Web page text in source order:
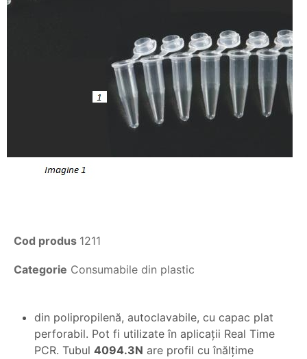
Cod produs 1211
Categorie Consumabile din plastic
din polipropilenă, autoclavabile, cu capac plat
perforabil. Pot fi utilizate în aplicaţii Real Time
PCR. Tubul 4094.3N are profil cu înălţime